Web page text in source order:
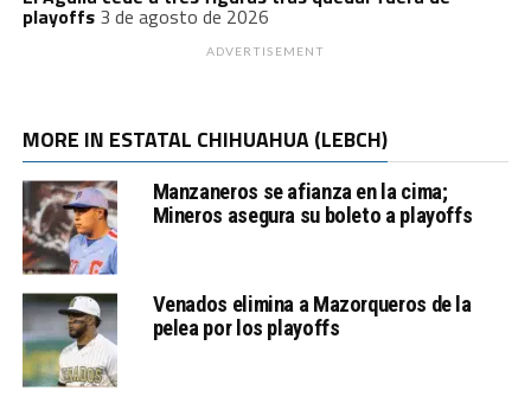
playoffs 3 de agosto de 2026
ADVERTISEMENT
MORE IN ESTATAL CHIHUAHUA (LEBCH)
Manzaneros se afianza en la cima;
Mineros asegura su boleto a playoffs
Venados elimina a Mazorqueros de la
pelea por los playoffs